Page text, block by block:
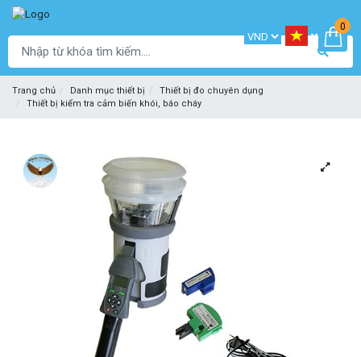
0
Trang chủ Danh mục thiết bị
Thiết bị đo chuyên dụng
Thiết bị kiểm tra cảm biến khói, báo cháy